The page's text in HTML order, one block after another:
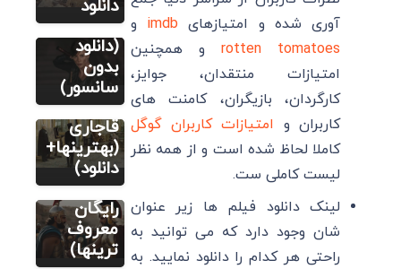
آوری شده و امتیازهای imdb و
rotten tomatoes و همچنین
امتیازات منتقدان، جوایز،
کارگردان، بازیگران، کامنت های
کاربران و امتیازات کاربران گوگل
کاملا لحاظ شده است و از همه نظر
لیست کاملی ست.
لینک دانلود فیلم ها زیر عنوان
شان وجود دارد که می توانید به
راحتی هر کدام را دانلود نمایید. به
دانلود
اکشن
رزمی خفن
(دانلود
بدون
سانسور)
فیلم
8 فیلم و
سریال
تاریخی
ایرانی
قاجاری
(بهترینها+
دانلود)
فیلم
6 فیلم
تاریخی
ایرانی
ساخت
خارج
(دانلود
رایگان
معروف
ترینها)